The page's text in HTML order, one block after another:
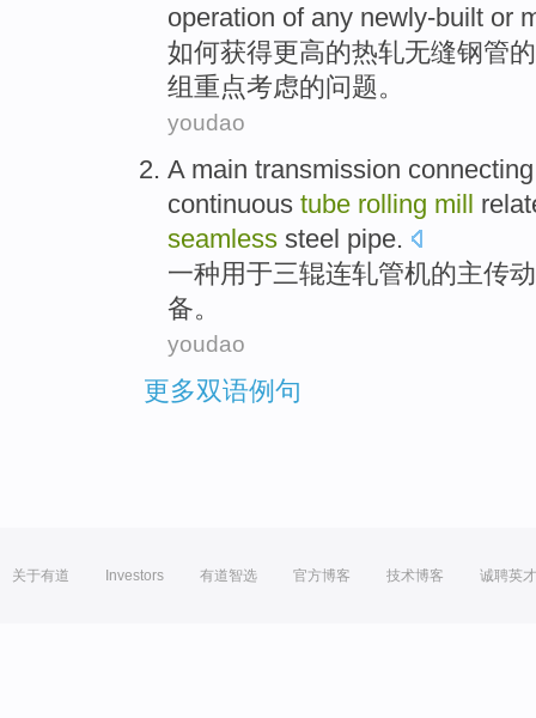
operation of any newly-built or
如何获得更高的热轧无缝钢管的
组 重点考虑的问题。
youdao
A main transmission connecting
continuous tube rolling mill
seamless steel pipe.
一种用于三辊连轧管机的主传动
备。
youdao
更多双语例句
关于有道 Investors 有道智选 官方博客 技术博客 诚聘英才